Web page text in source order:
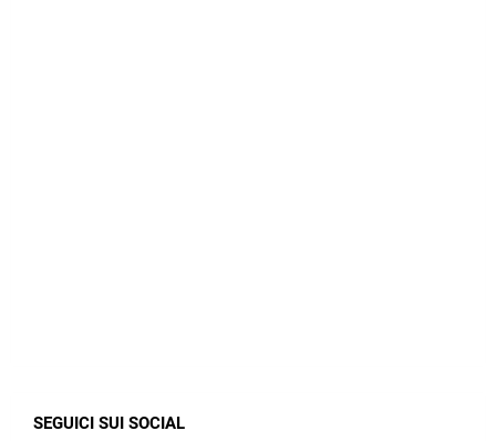
SEGUICI SUI SOCIAL